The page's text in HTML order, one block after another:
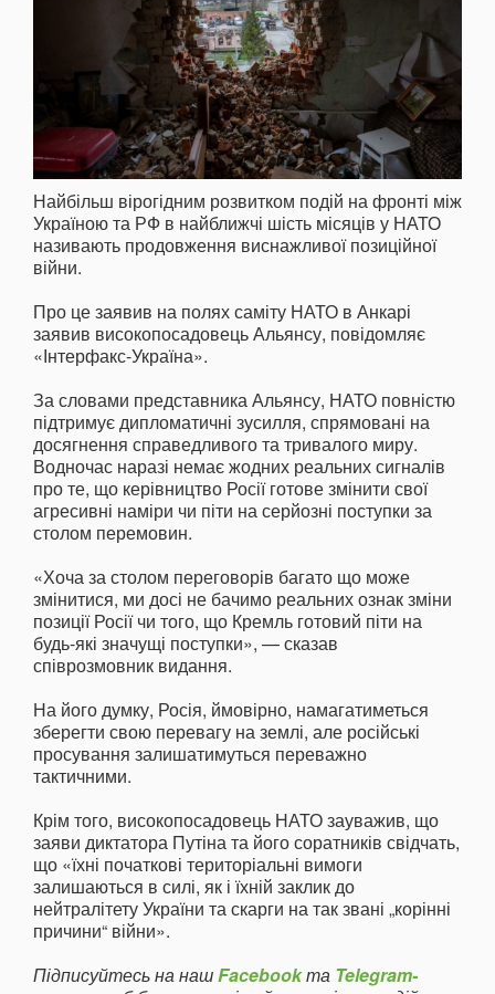
Найбільш вірогідним розвитком подій на фронті між
Україною та РФ в найближчі шість місяців у НАТО
називають продовження виснажливої позиційної
війни.
Про це заявив на полях саміту НАТО в Анкарі
заявив високопосадовець Альянсу, повідомляє
«Інтерфакс-Україна».
За словами представника Альянсу, НАТО повністю
підтримує дипломатичні зусилля, спрямовані на
досягнення справедливого та тривалого миру.
Водночас наразі немає жодних реальних сигналів
про те, що керівництво Росії готове змінити свої
агресивні наміри чи піти на серйозні поступки за
столом перемовин.
«Хоча за столом переговорів багато що може
змінитися, ми досі не бачимо реальних ознак зміни
позиції Росії чи того, що Кремль готовий піти на
будь-які значущі поступки», — сказав
співрозмовник видання.
На його думку, Росія, ймовірно, намагатиметься
зберегти свою перевагу на землі, але російські
просування залишатимуться переважно
тактичними.
Крім того, високопосадовець НАТО зауважив, що
заяви диктатора Путіна та його соратників свідчать,
що «їхні початкові територіальні вимоги
залишаються в силі, як і їхній заклик до
нейтралітету України та скарги на так звані „корінні
причини“ війни».
Підписуйтесь на нашFacebookта Telegram-